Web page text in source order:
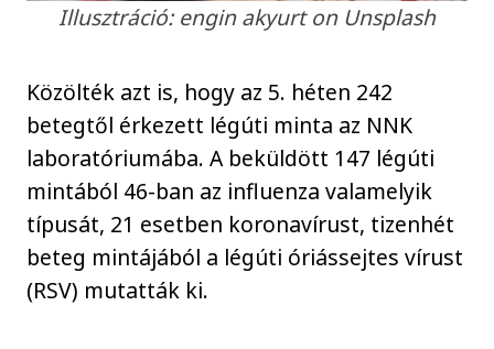
Illusztráció: engin akyurt on Unsplash
Közölték azt is, hogy az 5. héten 242
betegtől érkezett légúti minta az NNK
laboratóriumába. A beküldött 147 légúti
mintából 46-ban az influenza valamelyik
típusát, 21 esetben koronavírust, tizenhét
beteg mintájából a légúti óriássejtes vírust
(RSV) mutatták ki.